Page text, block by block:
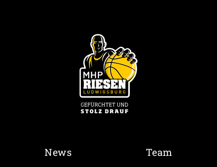
News Team